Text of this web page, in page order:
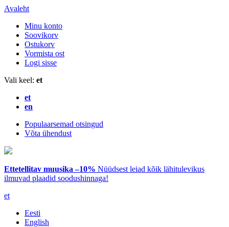
Avaleht
Minu konto
Soovikorv
Ostukorv
Vormista ost
Logi sisse
Vali keel: et
et
en
Populaarsemad otsingud
Võta ühendust
Ettetellitav muusika –10% Nüüdsest leiad kõik lähitulevikus
ilmuvad plaadid soodushinnaga!
et
Eesti
English